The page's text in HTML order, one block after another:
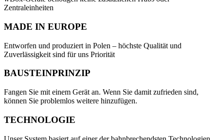
Zentraleinheiten
MADE IN EUROPE
Entworfen und produziert in Polen – höchste Qualität und
Zuverlässigkeit sind für uns Priorität
BAUSTEINPRINZIP
Fangen Sie mit einem Gerät an. Wenn Sie damit zufrieden sind,
können Sie problemlos weitere hinzufügen.
TECHNOLOGIE